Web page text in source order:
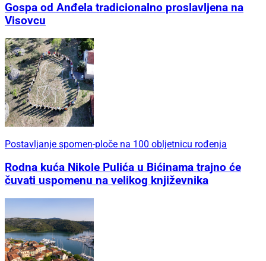
Gospa od Anđela tradicionalno proslavljena na
Visovcu
Postavljanje spomen-ploče na 100 obljetnicu rođenja
Rodna kuća Nikole Pulića u Bićinama trajno će
čuvati uspomenu na velikog književnika